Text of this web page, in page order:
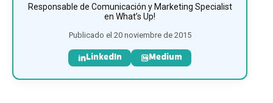
Responsable de Comunicación y Marketing Specialist
en What’s Up!
Publicado el 20 noviembre de 2015
LinkedIn Medium